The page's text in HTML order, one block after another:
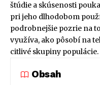
štúdie a skúsenosti
pri jeho dlhodobom
podrobnejšie pozrie na
využíva, ako pôsobí na
citlivé skupiny populácie.
Obsah